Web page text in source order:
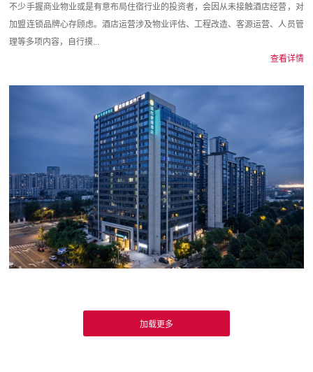
不少手握商业物业或是有意布局住宿行业的投资者，会因从未接触酒店经营，对
加盟连锁品牌心存顾虑。酒店运营涉及物业评估、工程改造、客源运营、人员管
理等多项内容，自行摸...
查看详情